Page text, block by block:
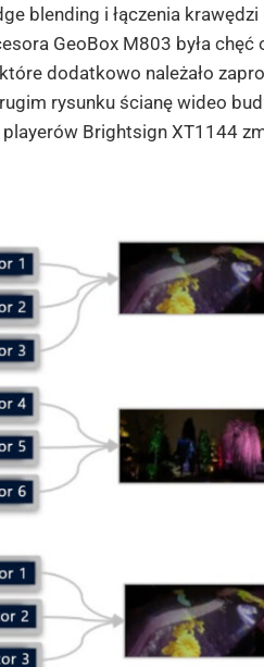
blending i łączenia
GeoBox M803 była chęć
dodatkowo należało
rysunku ścianę wideo
Brightsign XT1144